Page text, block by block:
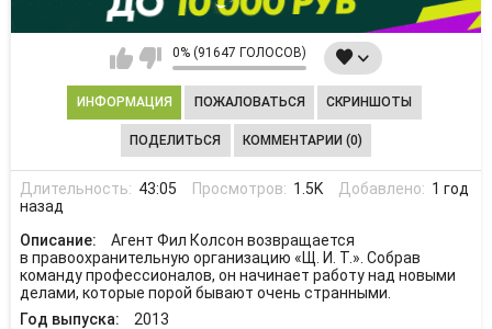
0% (91647 ГОЛОСОВ)
ИНФОРМАЦИЯ ПОЖАЛОВАТЬСЯ СКРИНШОТЫ
ПОДЕЛИТЬСЯ КОММЕНТАРИИ (0)
Длительность: 43:05 Просмотров: 1.5K Добавлено: 1 год
назад
Описание:
Агент Фил Колсон возвращается
в правоохранительную организацию «Щ. И. Т.». Собрав
команду профессионалов, он начинает работу над новыми
делами, которые порой бывают очень странными.
Год выпуска:
2013